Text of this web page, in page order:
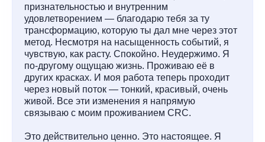
признательностью и внутренним
удовлетворением — благодарю тебя за ту
трансформацию, которую ты дал мне через этот
метод. Несмотря на насыщенность событий, я
чувствую, как расту. Спокойно. Неудержимо. Я
по-другому ощущаю жизнь. Проживаю её в
других красках. И моя работа теперь проходит
через новый поток — тонкий, красивый, очень
живой. Все эти изменения я напрямую
связываю с моим проживанием CRC.
Это действительно ценно. Это настоящее. Я